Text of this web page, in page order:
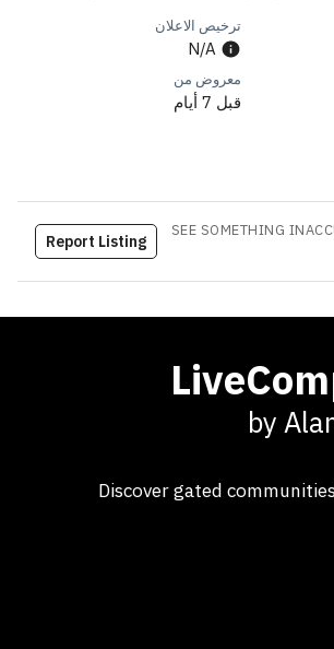
ترخيص الاعلان
N/A
معروض من
قبل 7 أيام
SEE SOMETHING
Report Listing
by
Discover gated